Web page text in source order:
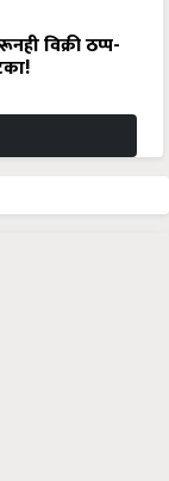
विक्री ठप्प-